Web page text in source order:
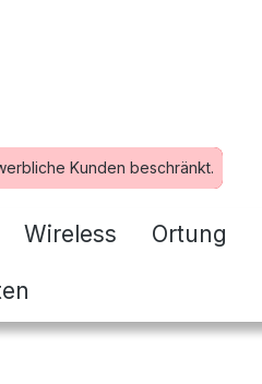
Kunden beschränkt.
Wireless Ortung